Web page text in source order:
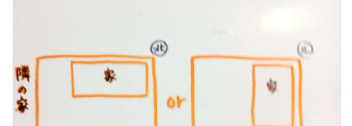
家の向きを誤り始まった後悔
Amebaトピックス